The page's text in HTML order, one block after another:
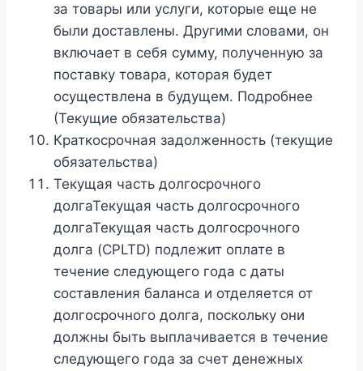
за товары или услуги, которые еще не
были доставлены. Другими словами, он
включает в себя сумму, полученную за
поставку товара, которая будет
осуществлена ​​в будущем. Подробнее
(Текущие обязательства)
Краткосрочная задолженность (текущие
обязательства)
Текущая часть долгосрочного
долгаТекущая часть долгосрочного
долгаТекущая часть долгосрочного
долга (CPLTD) подлежит оплате в
течение следующего года с даты
составления баланса и отделяется от
долгосрочного долга, поскольку они
должны быть выплачивается в течение
следующего года за счет денежных